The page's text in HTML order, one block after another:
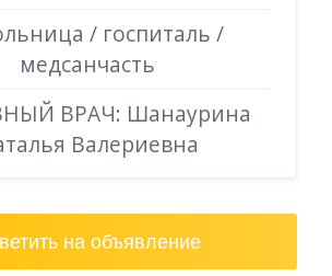
/ госпиталь /
медсанчасть
ВРАЧ: Шанаурина
Валериевна
на объявление